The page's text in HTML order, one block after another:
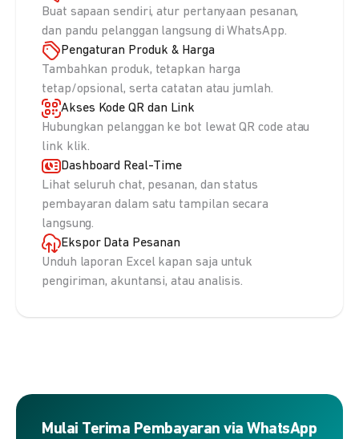
Buat sapaan sendiri, atur pertanyaan pesanan,
dan pandu pelanggan langsung di WhatsApp.
Pengaturan Produk & Harga
Tambahkan produk, tetapkan harga
tetap/opsional, serta catatan atau jumlah.
Akses Kode QR dan Link
Hubungkan pelanggan ke bot lewat QR code atau
link klik.
Dashboard Real-Time
Lihat seluruh chat, pesanan, dan status
pembayaran dalam satu tampilan secara
langsung.
Ekspor Data Pesanan
Unduh laporan Excel kapan saja untuk
pengiriman, akuntansi, atau analisis.
Mulai Terima Pembayaran via WhatsApp